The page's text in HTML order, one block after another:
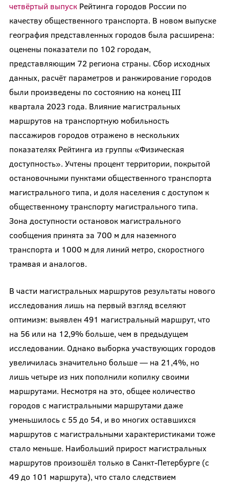
четвёртый выпускРейтинга городов России по
качеству общественного транспорта. В новом выпуске
география представленных городов была расширена:
оценены показатели по 102 городам,
представляющим 72 региона страны. Сбор исходных
данных, расчёт параметров и ранжирование городов
были произведены по состоянию на конец III
квартала 2023 года. Влияние магистральных
маршрутов на транспортную мобильность
пассажиров городов отражено в нескольких
показателях Рейтинга из группы «Физическая
доступность». Учтены процент территории, покрытой
остановочными пунктами общественного транспорта
магистрального типа, и доля населения с доступом к
общественному транспорту магистрального типа.
Зона доступности остановок магистрального
сообщения принята за 700 м для наземного
транспорта и 1000 м для линий метро, скоростного
трамвая и аналогов.
В части магистральных маршрутов результаты нового
исследования лишь на первый взгляд вселяют
оптимизм: выявлен 491 магистральный маршрут, что
на 56 или на 12,9% больше, чем в предыдущем
исследовании. Однако выборка участвующих городов
увеличилась значительно больше — на 21,4%, но
лишь четыре из них пополнили копилку своими
маршрутами. Несмотря на это, общее количество
городов с магистральными маршрутами даже
уменьшилось с 55 до 54, и во многих оставшихся
маршрутов с магистральными характеристиками тоже
стало меньше. Наибольший прирост магистральных
маршрутов произошёл только в Санкт-Петербурге (с
49 до 101 маршрута), что стало следствием